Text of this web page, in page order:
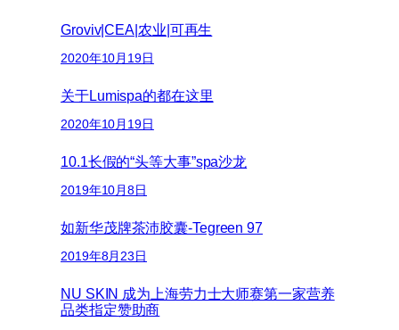
Groviv|CEA|农业|可再生
2020年10月19日
关于Lumispa的都在这里
2020年10月19日
10.1长假的“头等大事”spa沙龙
2019年10月8日
如新华茂牌茶沛胶囊-Tegreen 97
2019年8月23日
NU SKIN 成为上海劳力士大师赛第一家营养
品类指定赞助商